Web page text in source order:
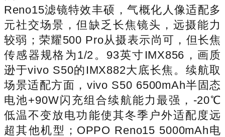
Reno15滤镜特效丰硕，气概化人像适配多
元社交场景，但缺乏长焦镜头，远摄能力
较弱；荣耀500 Pro从摄表示尚可，但长焦
传感器规格为1/2。93英寸IMX856，画质
逊于vivo S50的IMX882大底长焦。续航取
场景适配方面，vivo S50 6500mAh半固态
电池+90W闪充组合续航能力最强，-20℃
低温不变放电功能使其冬季户外适配度远
超其他机型；OPPO Reno15 5000mAh电